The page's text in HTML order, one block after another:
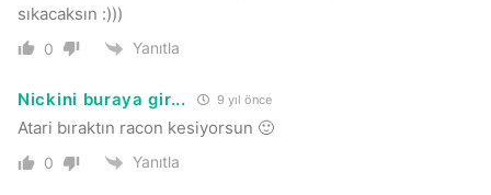
sıkacaksın :)))
0 Yanıtla
Nickini buraya gir... 9 yıl önce
Atari bıraktın racon kesiyorsun 🙂
0 Yanıtla